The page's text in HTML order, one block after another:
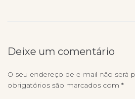
Deixe um comentário
O seu endereço de e-mail não será
obrigatórios são marcados com *